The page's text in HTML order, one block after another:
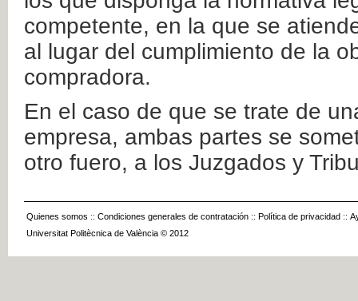
competente, en la que se
al lugar del cumplimiento de la
compradora.
En el caso de que se trate de
empresa, ambas partes se
otro fuero, a los Juzgados y
Quienes somos :: Condiciones generales de contratación :: Política de privacidad ::
Universitat Politècnica de València © 2012